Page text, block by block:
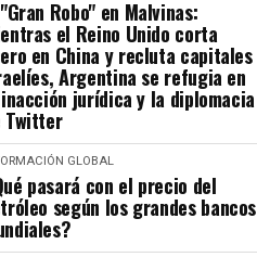
Robo" en Malvinas:
el Reino Unido corta
en China y recluta capitales
Argentina se refugia en
jurídica y la diplomacia
Twitter
GLOBAL
pasará con el precio del
según los grandes bancos